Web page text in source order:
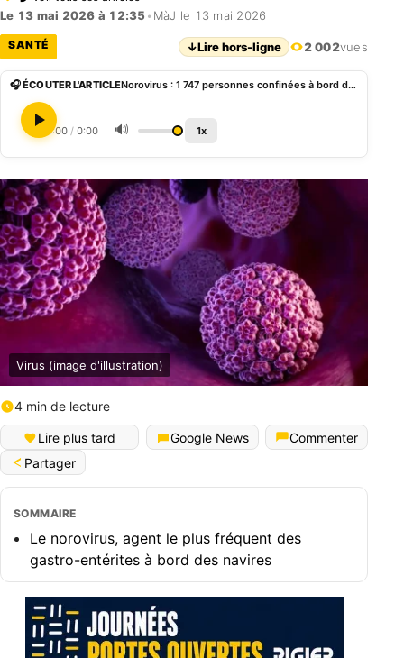
Le 13 mai 2026 à 12:35 • MàJ le 13 mai 2026
SANTÉ ↓Lire hors-ligne 2 002vues
🎧 ÉCOUTER L'ARTICLE Norovirus : 1 747 personnes confinées à bord d’un paquebot à Bordeaux après un décès suspect
0:00 / 0:00 🔊 1x
Virus (image d'illustration)
4 min de lecture
Lire plus tard Google News
Commenter
Partager
SOMMAIRE
Le norovirus, agent le plus fréquent des
gastro-entérites à bord des navires